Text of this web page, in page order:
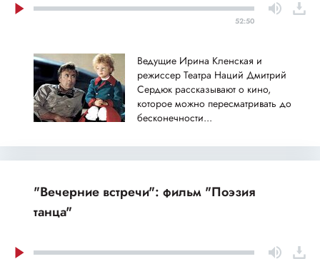
52:50
Ведущие Ирина Кленская и
режиссер Театра Наций Дмитрий
Сердюк рассказывают о кино,
которое можно пересматривать до
бесконечности...
"Вечерние встречи": фильм "Поэзия
танца"